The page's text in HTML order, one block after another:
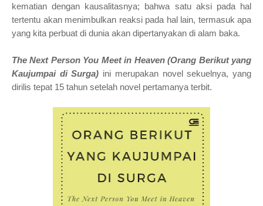
kematian dengan kausalitasnya; bahwa satu aksi pada hal
tertentu akan menimbulkan reaksi pada hal lain, termasuk apa
yang kita perbuat di dunia akan dipertanyakan di alam baka.
The Next Person You Meet in Heaven (Orang Berikut yang
Kaujumpai di Surga) ini merupakan novel sekuelnya, yang
dirilis tepat 15 tahun setelah novel pertamanya terbit.